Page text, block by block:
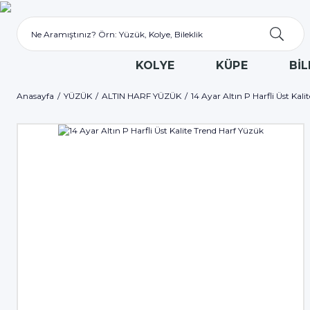
KOLYE KÜPE
Anasayfa YÜZÜK ALTIN HARF YÜZÜK 14 Ayar Altın P Harfli Üst